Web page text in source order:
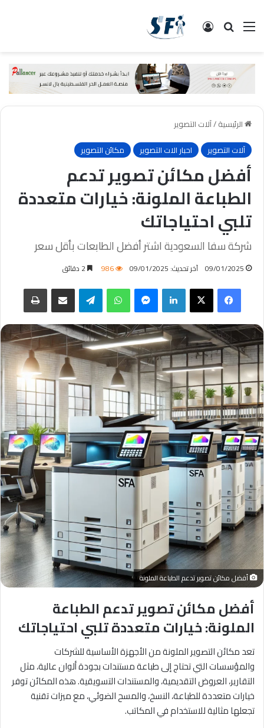
القائمة البحث تسجيل الدخول
الرئيسية/آلات التصوير
آلات التصوير
احبار الات التصوير مكائن التصوير
أفضل مكائن تصوير تدعم
الطباعة الملونة: خيارات متعددة
تلبي احتياجاتك
شركة سفا السعودية اشتر أفضل الطابعات بأقل سعر
09/01/2025 آخر تحديث: 09/01/2025 986
فيسبوك ‫X لينكدإن واتساب تيلقرام مشاركة عبر البريد
أفضل مكائن تصوير تدعم الطباعة الملونة
أفضل مكائن تصوير تدعم الطباعة
الملونة: خيارات متعددة تلبي احتياجاتك
تعد مكائن التصوير الملونة من الأجهزة الأساسية للشركات
والمؤسسات التي تحتاج إلى طباعة مستندات بجودة ألوان عالية، مثل
التقارير، العروض التقديمية، والمستندات التسويقية. هذه المكائن توفر
خيارات متعددة للطباعة، النسخ، والمسح الضوئي، مع ميزات تقنية
تجعلها مثالية للاستخدام في المكاتب.